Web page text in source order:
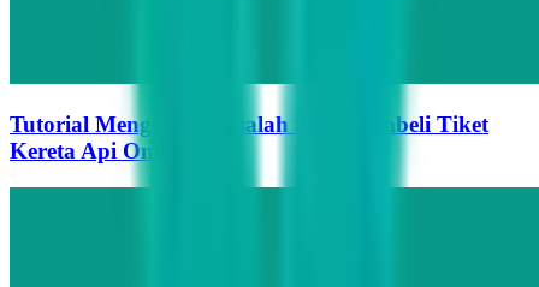
Tutorial Mengatasi Masalah Saat Membeli Tiket
Kereta Api Online